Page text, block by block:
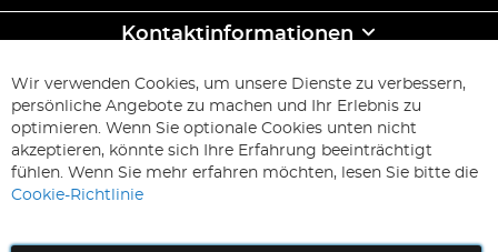
Kontaktinformationen
ABONNIEREN & SPAREN
Melden
Sie
unseren
Newsletter
Abonnieren
Wir verwenden Cookies, um unsere Dienste zu verbessern,
persönliche Angebote zu machen und Ihr Erlebnis zu
optimieren. Wenn Sie optionale Cookies unten nicht
akzeptieren, könnte sich Ihre Erfahrung beeinträchtigt
fühlen. Wenn Sie mehr erfahren möchten, lesen Sie bitte die
Cookie-Richtlinie